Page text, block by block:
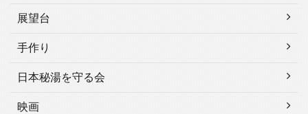
展望台
手作り
日本秘湯を守る会
映画